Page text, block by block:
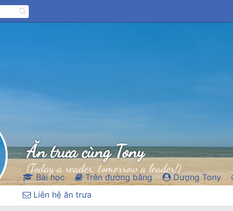
Ăn trưa cùng Tony
(Today a reader, tomorrow a leader!)
Bài học Trên đường băng Dượng Tony
Liên hệ ăn trưa